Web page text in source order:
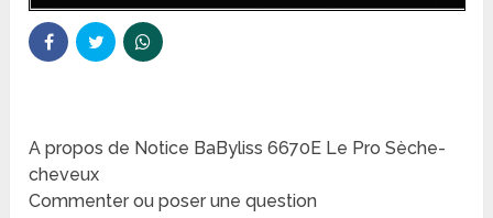
A propos de Notice BaByliss 6670E Le Pro Sèche-
cheveux
Commenter ou poser une question